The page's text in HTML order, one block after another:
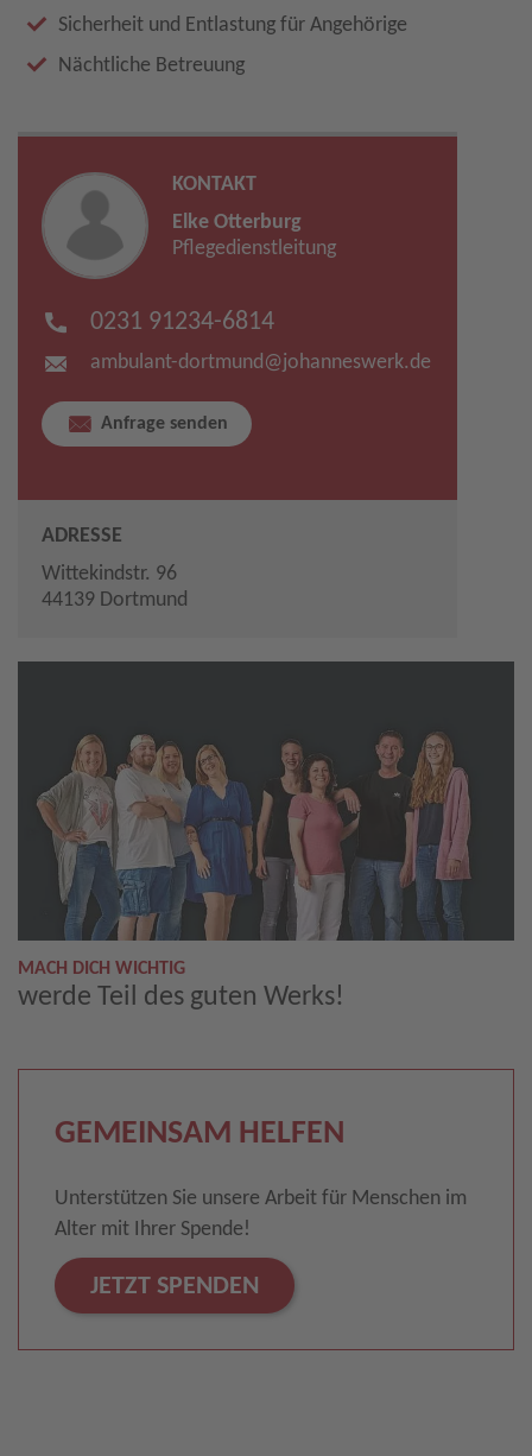
Sicherheit und Entlastung für Angehörige
Nächtliche Betreuung
KONTAKT
Elke Otterburg
Pflegedienstleitung
0231 91234-6814
ambulant-dortmund​@johanneswerk.de
Anfrage senden
ADRESSE
Wittekindstr. 96
44139 Dortmund
MACH DICH WICHTIG
werde Teil des guten Werks!
GEMEINSAM HELFEN
Unterstützen Sie unsere Arbeit für Menschen im
Alter mit Ihrer Spende!
JETZT SPENDEN